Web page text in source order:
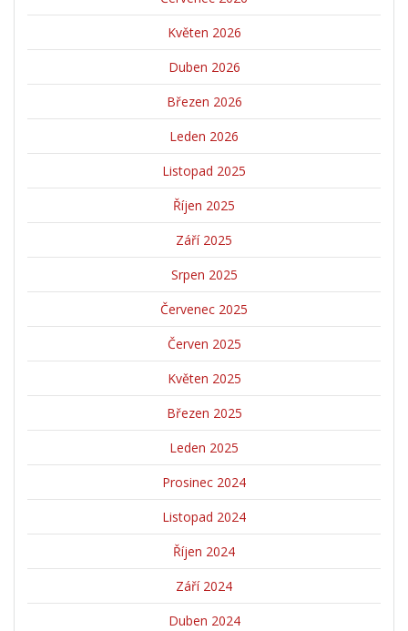
Květen 2026
Duben 2026
Březen 2026
Leden 2026
Listopad 2025
Říjen 2025
Září 2025
Srpen 2025
Červenec 2025
Červen 2025
Květen 2025
Březen 2025
Leden 2025
Prosinec 2024
Listopad 2024
Říjen 2024
Září 2024
Duben 2024